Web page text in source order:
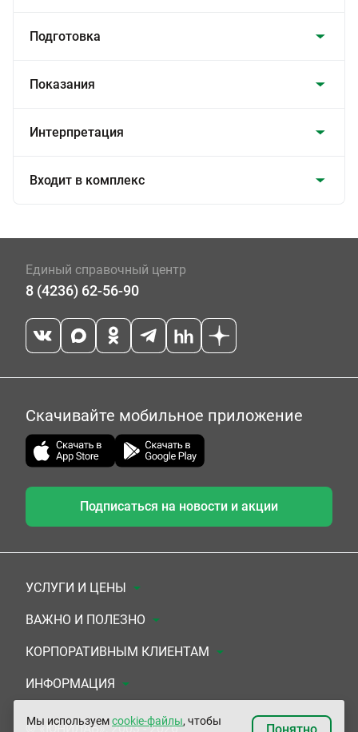
Подготовка
Показания
Интерпретация
Входит в комплекс
Единый справочный центр
8 (4236) 62-56-90
Скачивайте мобильное приложение
Подписаться на новости и акции
УСЛУГИ И ЦЕНЫ
Анализы
Комплексы
УЗИ
ЭКГ/Холтер/СМАД
ВАЖНО И ПОЛЕЗНО
Документы для заключения договора
Система скидок
Подарочные сертификаты
КОРПОРАТИВНЫМ КЛИЕНТАМ
Медицинским организациям
Прочим организациям
ИНФОРМАЦИЯ
О Компании
© «ЮНИЛАБ», 2003 - 2026
Мы используемcookie-файлы, чтобы